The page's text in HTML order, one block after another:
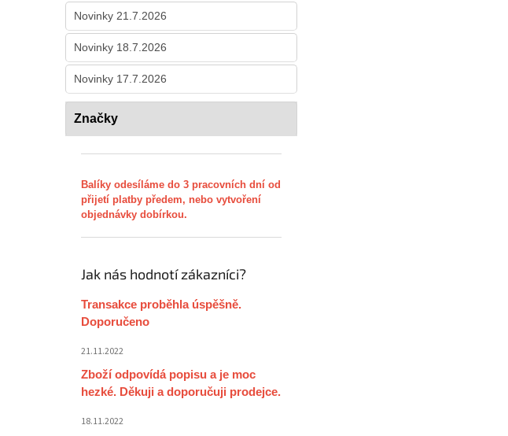
Novinky 21.7.2026
Novinky 18.7.2026
Novinky 17.7.2026
Značky
Balíky odesíláme do 3 pracovních dní od
přijetí platby předem, nebo vytvoření
objednávky dobírkou.
Jak nás hodnotí zákazníci?
Transakce proběhla úspěšně.
Doporučeno
21.11.2022
Zboží odpovídá popisu a je moc
hezké. Děkuji a doporučuji prodejce.
18.11.2022